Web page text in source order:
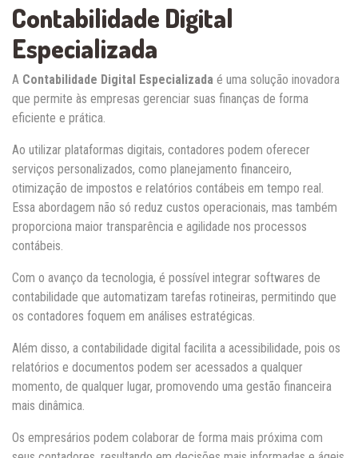
Contabilidade Digital
Especializada
A Contabilidade Digital Especializada é uma solução inovadora
que permite às empresas gerenciar suas finanças de forma
eficiente e prática.
Ao utilizar plataformas digitais, contadores podem oferecer
serviços personalizados, como planejamento financeiro,
otimização de impostos e relatórios contábeis em tempo real.
Essa abordagem não só reduz custos operacionais, mas também
proporciona maior transparência e agilidade nos processos
contábeis.
Com o avanço da tecnologia, é possível integrar softwares de
contabilidade que automatizam tarefas rotineiras, permitindo que
os contadores foquem em análises estratégicas.
Além disso, a contabilidade digital facilita a acessibilidade, pois os
relatórios e documentos podem ser acessados a qualquer
momento, de qualquer lugar, promovendo uma gestão financeira
mais dinâmica.
Os empresários podem colaborar de forma mais próxima com